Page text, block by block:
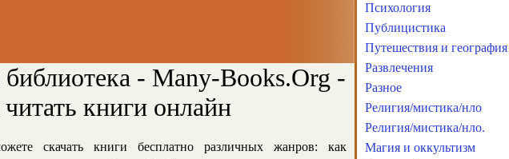
- Many-Books.Org -
книги онлайн
скачать книги бесплатно различных жанров: как
Психология
Публицистика
Путешествия и география
Развлечения
Разное
Религия/мистика/нло
Религия/мистика/нло.
Магия и оккультизм